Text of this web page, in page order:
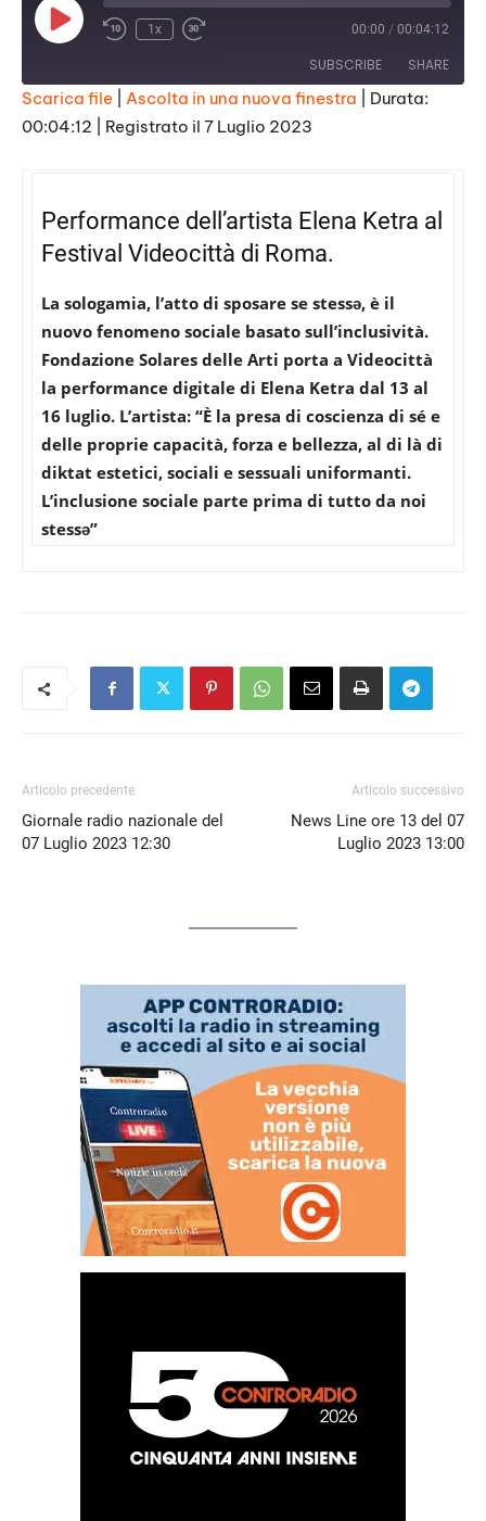
Play
Episode
1x 00:00 / 00:04:12
SUBSCRIBE SHARE
SHARE
EMBED
Scarica file Ascolta in una nuova finestra
Durata:
00:04:12
Registrato il 7 Luglio 2023
Performance dell’artista Elena Ketra al
Festival Videocittà di Roma.
La sologamia, l’atto di sposare se stessə, è il
nuovo fenomeno sociale basato sull’inclusività.
Fondazione Solares delle Arti porta a Videocittà
la performance digitale di Elena Ketra dal 13 al
16 luglio. L’artista: “È la presa di coscienza di sé e
delle proprie capacità, forza e bellezza, al di là di
diktat estetici, sociali e sessuali uniformanti.
L’inclusione sociale parte prima di tutto da noi
stessə”
Articolo precedente
Giornale radio nazionale del
07 Luglio 2023 12:30
Articolo successivo
News Line ore 13 del 07
Luglio 2023 13:00